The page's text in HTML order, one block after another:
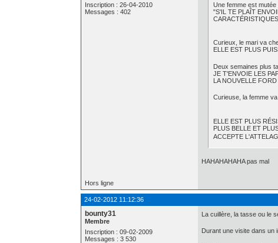
Inscription : 26-04-2010
Messages : 402
Une femme est
"S'IL TE PLAÎT
Curieux, le mari va
ELLE EST PLUS
Deux semaines plus
JE T'ENVOIE LES
LA NOUVELLE
Curieuse, la femme
ELLE EST PLUS
PLUS BELLE ET
ACCEPTE
HAHAHAHAHA pas mal
Hors ligne
24-02-2012 11:12:36
bounty31
Membre
Inscription : 09-02-2009
Messages : 3 530
La cuillère, la tasse ou le
Durant une visite dans un